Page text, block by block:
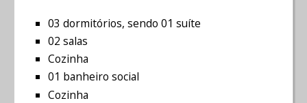
03 dormitórios, sendo 01 suíte
02 salas
Cozinha
01 banheiro social
Cozinha